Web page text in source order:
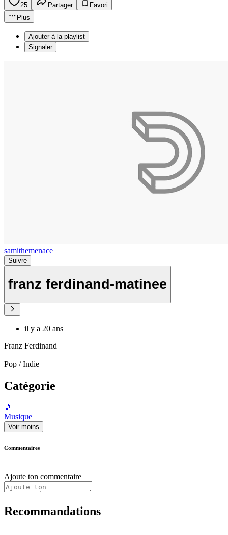
25 Partager
Favori
Plus
Ajouter à la playlist
Signaler
samithemenace
Suivre
franz ferdinand-matinee
il y a 20 ans
Franz Ferdinand
Pop / Indie
Catégorie
🎵
Musique
Voir moins
Commentaires
Ajoute ton commentaire
Recommandations